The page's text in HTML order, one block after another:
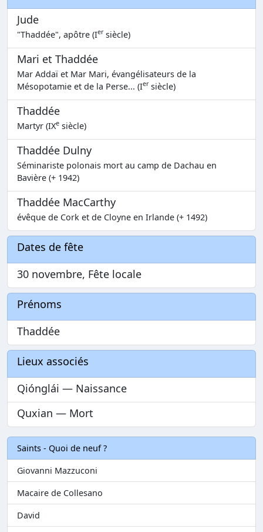
Jude
"Thaddée", apôtre (Iersiècle)
Mari et Thaddée
Mar Addaï et Mar Mari, évangélisateurs de la
Mésopotamie et de la Perse... (Iersiècle)
Thaddée
Martyr (IXe siècle)
Thaddée Dulny
Séminariste polonais mort au camp de Dachau en
Bavière (+ 1942)
Thaddée MacCarthy
évêque de Cork et de Cloyne en Irlande (+ 1492)
Dates de fête
30 novembre, Fête locale
Prénoms
Thaddée
Lieux associés
Qiónglái — Naissance
Quxian — Mort
Saints - Quoi de neuf ?
Giovanni Mazzuconi
Macaire de Collesano
David